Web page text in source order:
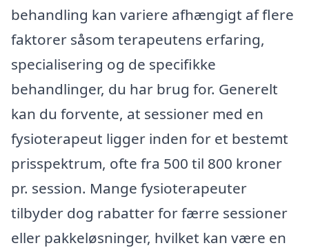
behandling kan variere afhængigt af flere
faktorer såsom terapeutens erfaring,
specialisering og de specifikke
behandlinger, du har brug for. Generelt
kan du forvente, at sessioner med en
fysioterapeut ligger inden for et bestemt
prisspektrum, ofte fra 500 til 800 kroner
pr. session. Mange fysioterapeuter
tilbyder dog rabatter for færre sessioner
eller pakkeløsninger, hvilket kan være en